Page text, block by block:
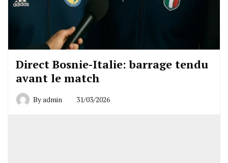
Direct Bosnie-Italie: barrage tendu
avant le match
Byadmin 31/03/2026